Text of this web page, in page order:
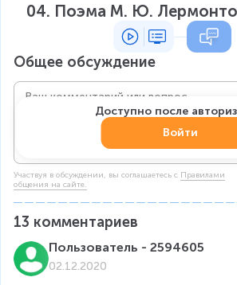
04. Поэма М. Ю.
Общее обсуждение
Участвуя в обсуждении, вы соглашаетесь c Правилами
общения на сайте.
Доступно после
Войти
13 комментариев
Пользователь - 2594605
02.12.2020